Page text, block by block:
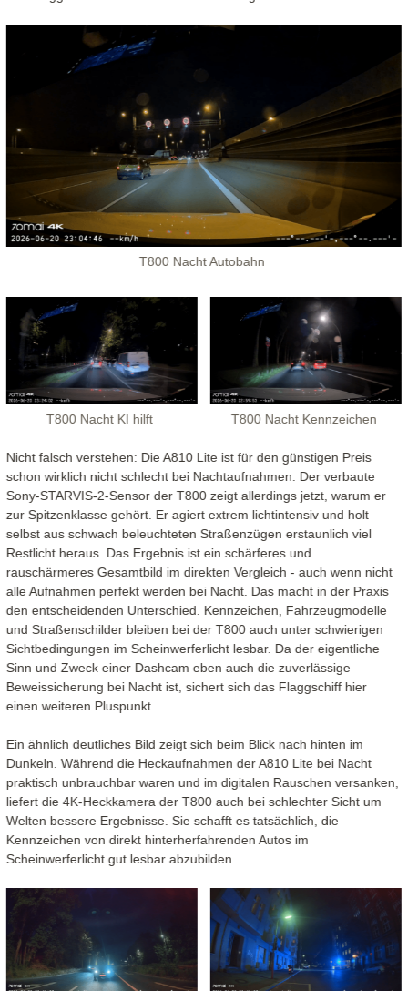
T800 Nacht Autobahn
T800 Nacht KI hilft T800 Nacht Kennzeichen
Nicht falsch verstehen: Die A810 Lite ist für den günstigen Preis
schon wirklich nicht schlecht bei Nachtaufnahmen. Der verbaute
Sony-STARVIS-2-Sensor der T800 zeigt allerdings jetzt, warum er
zur Spitzenklasse gehört. Er agiert extrem lichtintensiv und holt
selbst aus schwach beleuchteten Straßenzügen erstaunlich viel
Restlicht heraus. Das Ergebnis ist ein schärferes und
rauschärmeres Gesamtbild im direkten Vergleich - auch wenn nicht
alle Aufnahmen perfekt werden bei Nacht. Das macht in der Praxis
den entscheidenden Unterschied. Kennzeichen, Fahrzeugmodelle
und Straßenschilder bleiben bei der T800 auch unter schwierigen
Sichtbedingungen im Scheinwerferlicht lesbar. Da der eigentliche
Sinn und Zweck einer Dashcam eben auch die zuverlässige
Beweissicherung bei Nacht ist, sichert sich das Flaggschiff hier
einen weiteren Pluspunkt.
Ein ähnlich deutliches Bild zeigt sich beim Blick nach hinten im
Dunkeln. Während die Heckaufnahmen der A810 Lite bei Nacht
praktisch unbrauchbar waren und im digitalen Rauschen versanken,
liefert die 4K-Heckkamera der T800 auch bei schlechter Sicht um
Welten bessere Ergebnisse. Sie schafft es tatsächlich, die
Kennzeichen von direkt hinterherfahrenden Autos im
Scheinwerferlicht gut lesbar abzubilden.